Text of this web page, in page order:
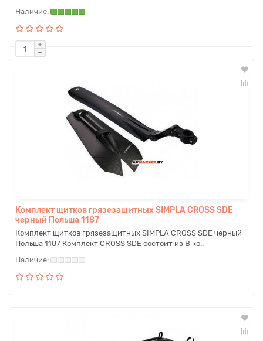
Комплект щитков грязезащитных SIMPLA CROSS SDE
черный Польша 1187
Комплект щитков грязезащитных SIMPLA CROSS SDE черный
Польша 1187 Комплект CROSS SDE состоит из В ко..